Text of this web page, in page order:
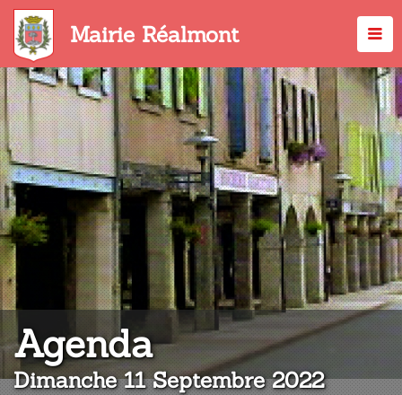
Aller
contenu
principal
Mairie Réalmont
Agenda:
Dimanche 11 Septembre 2022